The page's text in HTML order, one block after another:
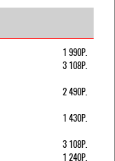
1 990Р.
3 108Р.
2 490Р.
1 430Р.
3 108Р.
1 240Р.